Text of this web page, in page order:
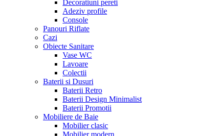
Decoratiuni pereti
Adeziv profile
Console
Panouri Riflate
Cazi
Obiecte Sanitare
Vase WC
Lavoare
Colectii
Baterii si Dusuri
Baterii Retro
Baterii Design Minimalist
Baterii Promotii
Mobiliere de Baie
Mobilier clasic
Mobilier modern